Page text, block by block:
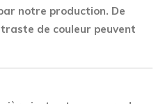
notre production. De
de couleur peuvent